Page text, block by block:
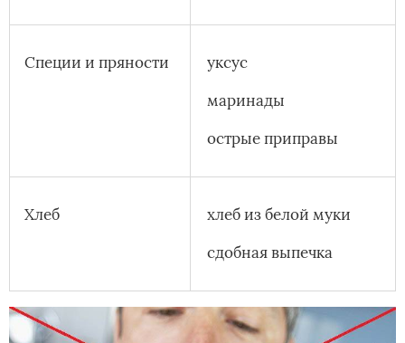
Специи и пряности
уксус
маринады
острые приправы
Хлеб
хлеб из белой муки
сдобная выпечка